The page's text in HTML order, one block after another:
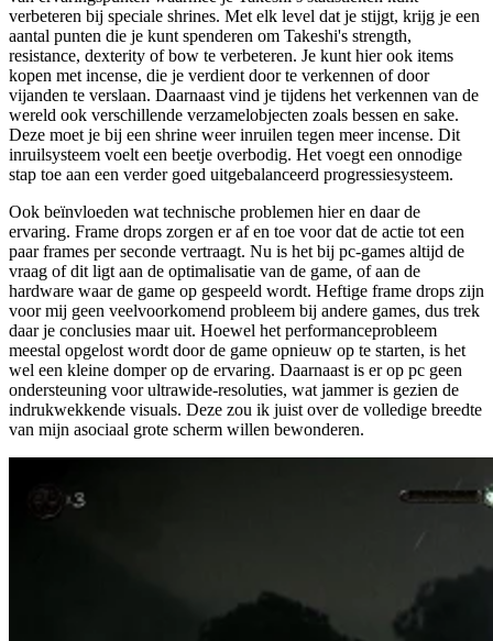
verbeteren bij speciale shrines. Met elk level dat je stijgt, krijg je een
aantal punten die je kunt spenderen om Takeshi's strength,
resistance, dexterity of bow te verbeteren. Je kunt hier ook items
kopen met incense, die je verdient door te verkennen of door
vijanden te verslaan. Daarnaast vind je tijdens het verkennen van de
wereld ook verschillende verzamelobjecten zoals bessen en sake.
Deze moet je bij een shrine weer inruilen tegen meer incense. Dit
inruilsysteem voelt een beetje overbodig. Het voegt een onnodige
stap toe aan een verder goed uitgebalanceerd progressiesysteem.
Ook beïnvloeden wat technische problemen hier en daar de
ervaring. Frame drops zorgen er af en toe voor dat de actie tot een
paar frames per seconde vertraagt. Nu is het bij pc-games altijd de
vraag of dit ligt aan de optimalisatie van de game, of aan de
hardware waar de game op gespeeld wordt. Heftige frame drops zijn
voor mij geen veelvoorkomend probleem bij andere games, dus trek
daar je conclusies maar uit. Hoewel het performanceprobleem
meestal opgelost wordt door de game opnieuw op te starten, is het
wel een kleine domper op de ervaring. Daarnaast is er op pc geen
ondersteuning voor ultrawide-resoluties, wat jammer is gezien de
indrukwekkende visuals. Deze zou ik juist over de volledige breedte
van mijn asociaal grote scherm willen bewonderen.